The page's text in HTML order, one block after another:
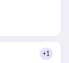
+1